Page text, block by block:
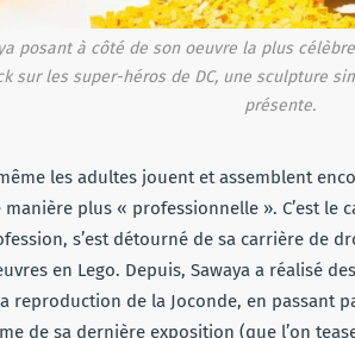
posant à côté de son oeuvre la plus
sur les super-héros de DC, une sculpture
présente.
les adultes jouent et assemblent
plus « professionnelle ». C’est le
s’est détourné de sa carrière de
en Lego. Depuis, Sawaya a réalisé
reproduction de la Joconde, en passant
de sa dernière exposition (que l’on